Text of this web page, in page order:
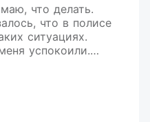
что делать.
что в полисе
ситуациях.
успокоили.